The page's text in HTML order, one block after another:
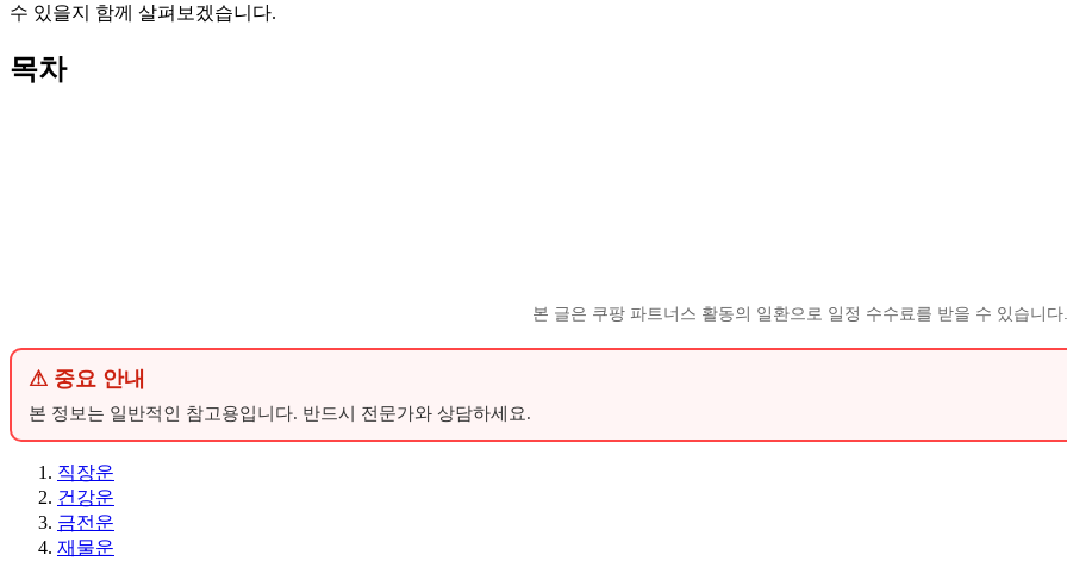
수 있을지 함께 살펴보겠습니다.
목차
본 글은 쿠팡 파트너스 활동의 일환으로 일정 수수료를 받을 수 있습니다.
⚠ 중요 안내
본 정보는 일반적인 참고용입니다. 반드시 전문가와 상담하세요.
직장운
건강운
금전운
재물운